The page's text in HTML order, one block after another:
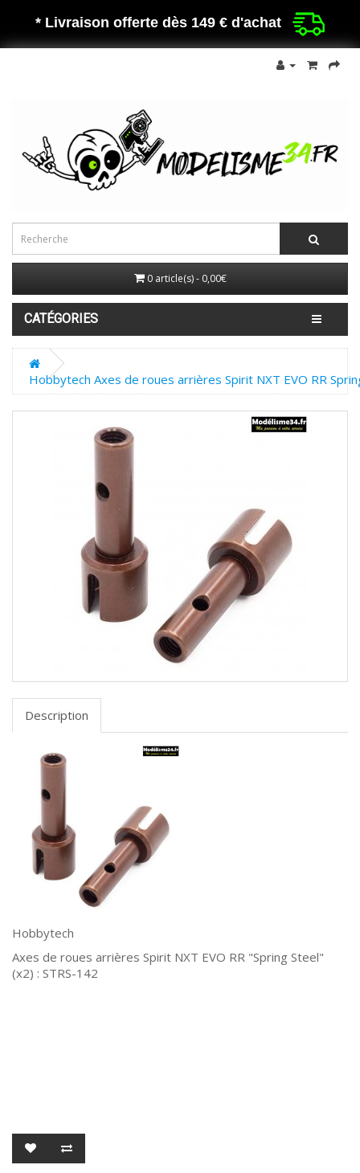
* Livraison offerte dès 149 € d'achat
0 article(s) - 0,00€
CATÉGORIES
Hobbytech Axes de roues arrières Spirit NXT EVO RR
Description
Hobbytech
Axes de roues arrières Spirit NXT EVO RR "Spring Steel"
(x2) : STRS-142